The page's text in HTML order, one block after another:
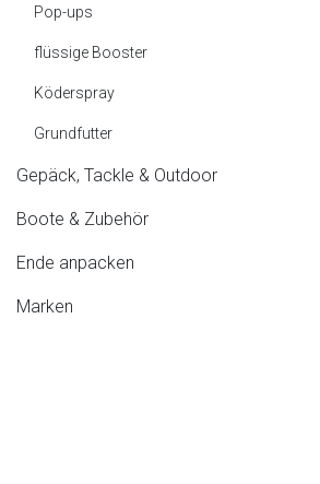
Pop-ups
flüssige Booster
Köderspray
Grundfutter
Gepäck, Tackle & Outdoor
Boote & Zubehör
Ende anpacken
Marken